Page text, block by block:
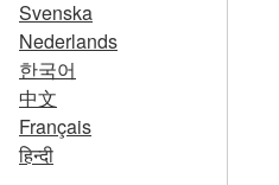
Svenska
Nederlands
한국어
中文
Français
हिन्दी